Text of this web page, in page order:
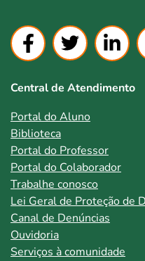
Central de Atendimento
Portal do Aluno
Biblioteca
Portal do Professor
Portal do Colaborador
Trabalhe conosco
Lei Geral de Proteção de
Canal de Denúncias
Ouvidoria
Serviços à comunidade